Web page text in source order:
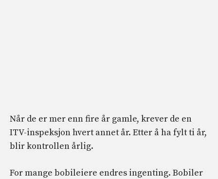
Når de er mer enn fire år gamle, krever de en
ITV-inspeksjon hvert annet år. Etter å ha fylt ti år,
blir kontrollen årlig.
For mange bobileiere endres ingenting. Bobiler